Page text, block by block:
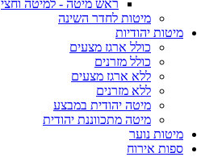
ראש מיטה - למיטה וחצי
מיטות לחדר השינה
מיטות יהודיות
כולל ארגז מצעים
כולל מזרנים
ללא ארגז מצעים
ללא מזרנים
מיטה יהודית במבצע
מיטה מתכווננת יהודית
מיטות נוער
ספות אירוח